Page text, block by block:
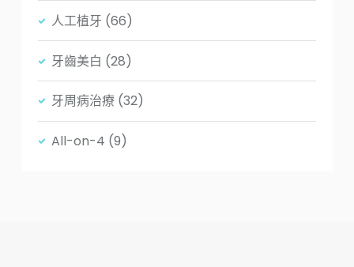
人工植牙 (66)
牙齒美白 (28)
牙周病治療 (32)
All-on-4 (9)